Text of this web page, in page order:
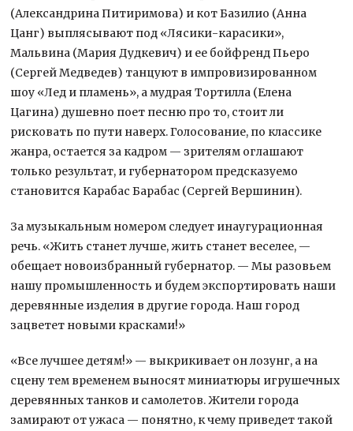
(Александрина Питиримова) и кот Базилио (Анна
Цанг) выплясывают под «Лясики-карасики»,
Мальвина (Мария Дудкевич) и ее бойфренд Пьеро
(Сергей Медведев) танцуют в импровизированном
шоу «Лед и пламень», а мудрая Тортилла (Елена
Цагина) душевно поет песню про то, стоит ли
рисковать по пути наверх. Голосование, по классике
жанра, остается за кадром — зрителям оглашают
только результат, и губернатором предсказуемо
становится Карабас Барабас (Сергей Вершинин).
За музыкальным номером следует инаугурационная
речь. «Жить станет лучше, жить станет веселее, —
обещает новоизбранный губернатор. — Мы разовьем
нашу промышленность и будем экспортировать наши
деревянные изделия в другие города. Наш город
зацветет новыми красками!»
«Все лучшее детям!» — выкрикивает он лозунг, а на
сцену тем временем выносят миниатюры игрушечных
деревянных танков и самолетов. Жители города
замирают от ужаса — понятно, к чему приведет такой